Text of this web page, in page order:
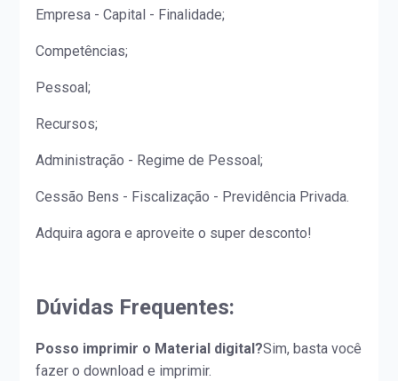
Empresa - Capital - Finalidade;
Competências;
Pessoal;
Recursos;
Administração - Regime de Pessoal;
Cessão Bens - Fiscalização - Previdência Privada.
Adquira agora e aproveite o super desconto!
Dúvidas Frequentes:
Posso imprimir o Material digital?Sim, basta você
fazer o download e imprimir.